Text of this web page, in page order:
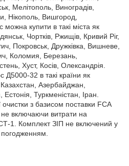
Мелітополь, Виноградів,
Нікополь, Вишгород,
купити в такі міста як
Чортків, Ржищів, Кривий Ріг,
Покровськ, Дружківка, Вишневе,
Коломия, Березань,
Хуст, Косів, Олександрія.
Д5000-32 в такі країни як
Азербайджан,
Туркменістан, Іран.
очистки з базисом поставки FCA
включаючи витрати на
1. Комплект ЗІП не включений у
погодженням.